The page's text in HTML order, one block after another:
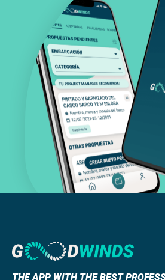
THE APP WITH THE BEST